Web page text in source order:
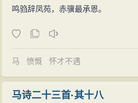
讳”，是不能去参加进士考试的；这
途竟因这些小人的恶意中伤，终究
但李贺的写作状态却是使人感慨
写诗不急着立题，而是先要到生活
题材。他经常骑着一匹瘦马，带着家
李贺从此名扬京洛。年纪稍长，李贺
书投囊中，及暮归，太夫人使婢受囊
年），十五岁的李贺就已经誉满京华
鸣驺辞凤苑，赤骥最承恩。
马 愤慨 怀才不遇
马诗二十三首·其十八